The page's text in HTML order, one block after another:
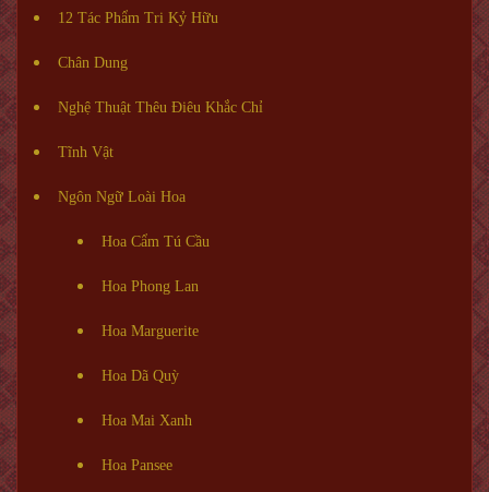
12 Tác Phẩm Tri Kỷ Hữu
Chân Dung
Nghệ Thuật Thêu Điêu Khắc Chỉ
Tĩnh Vật
Ngôn Ngữ Loài Hoa
Hoa Cẩm Tú Cầu
Hoa Phong Lan
Hoa Marguerite
Hoa Dã Quỳ
Hoa Mai Xanh
Hoa Pansee